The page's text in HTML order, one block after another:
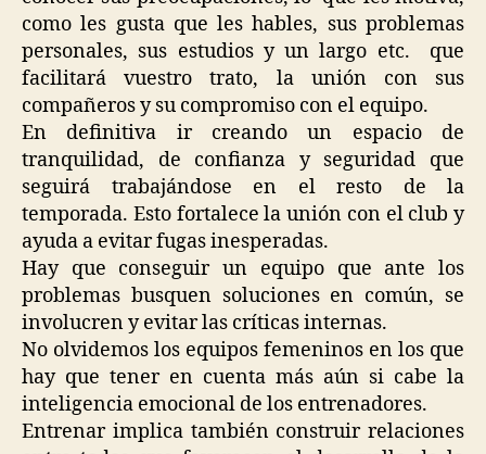
como les gusta que les hables, sus problemas
personales, sus estudios y un largo etc. que
facilitará vuestro trato, la unión con sus
compañeros y su compromiso con el equipo.
En definitiva ir creando un espacio de
tranquilidad, de confianza y seguridad que
seguirá trabajándose en el resto de la
temporada. Esto fortalece la unión con el club y
ayuda a evitar fugas inesperadas.
Hay que conseguir un equipo que ante los
problemas busquen soluciones en común, se
involucren y evitar las críticas internas.
No olvidemos los equipos femeninos en los que
hay que tener en cuenta más aún si cabe la
inteligencia emocional de los entrenadores.
Entrenar implica también construir relaciones